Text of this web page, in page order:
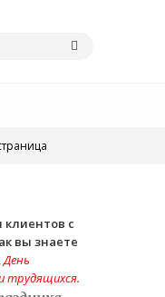
клиентов с
вы знаете
,День
трудящихся.